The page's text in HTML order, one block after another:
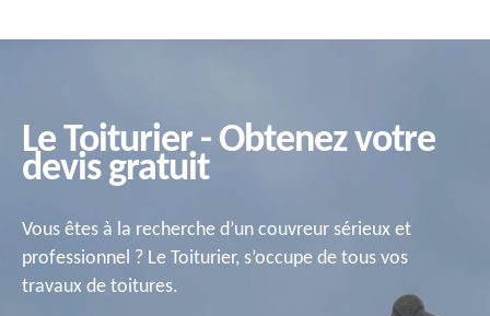
Le Toiturier - Obtenez votre
devis gratuit
Vous êtes à la recherche d’un couvreur sérieux et
professionnel ? Le Toiturier, s’occupe de tous vos
travaux de toitures.